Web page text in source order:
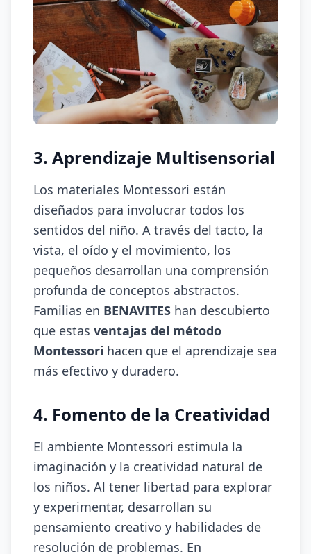
3. Aprendizaje Multisensorial
Los materiales Montessori están
diseñados para involucrar todos los
sentidos del niño. A través del tacto, la
vista, el oído y el movimiento, los
pequeños desarrollan una comprensión
profunda de conceptos abstractos.
Familias en BENAVITES han descubierto
que estas ventajas del método
Montessori hacen que el aprendizaje sea
más efectivo y duradero.
4. Fomento de la Creatividad
El ambiente Montessori estimula la
imaginación y la creatividad natural de
los niños. Al tener libertad para explorar
y experimentar, desarrollan su
pensamiento creativo y habilidades de
resolución de problemas. En